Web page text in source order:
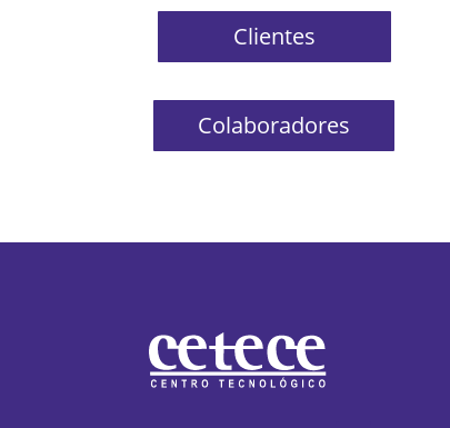
Clientes
Colaboradores